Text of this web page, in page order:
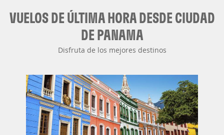
VUELOS DE ÚLTIMA HORA DESDE CIUDAD
DE PANAMA
Disfruta de los mejores destinos